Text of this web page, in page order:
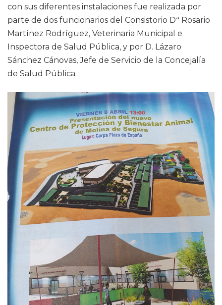
con sus diferentes instalaciones fue realizada por
parte de dos funcionarios del Consistorio Dª Rosario
Martínez Rodríguez, Veterinaria Municipal e
Inspectora de Salud Pública, y por D. Lázaro
Sánchez Cánovas, Jefe de Servicio de la Concejalía
de Salud Pública.